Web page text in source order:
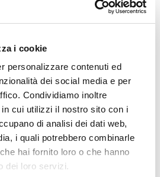
i cookie
personalizzare contenuti ed
dei social media e per
Condividiamo inoltre
cui utilizzi il nostro sito con i
di analisi dei dati web,
i quali potrebbero combinarle
hai fornito loro o che hanno
dei loro servizi.